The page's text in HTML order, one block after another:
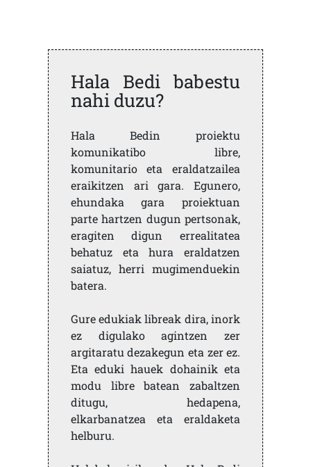
Hala Bedi babestu
nahi duzu?
Hala Bedin proiektu
komunikatibo libre,
komunitario eta eraldatzailea
eraikitzen ari gara. Egunero,
ehundaka gara proiektuan
parte hartzen dugun pertsonak,
eragiten digun errealitatea
behatuz eta hura eraldatzen
saiatuz, herri mugimenduekin
batera.
Gure edukiak libreak dira, inork
ez digulako agintzen zer
argitaratu dezakegun eta zer ez.
Eta eduki hauek dohainik eta
modu libre batean zabaltzen
ditugu, hedapena,
elkarbanatzea eta eraldaketa
helburu.